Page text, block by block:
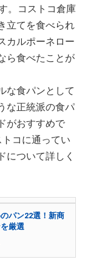
。コストコ倉庫
立てを食べられ
カルポーネロー
ら食べたことが
な食パンとして
な正統派の食パ
がおすすめで
コに通ってい
について詳しく
パン22選！新商
厳選